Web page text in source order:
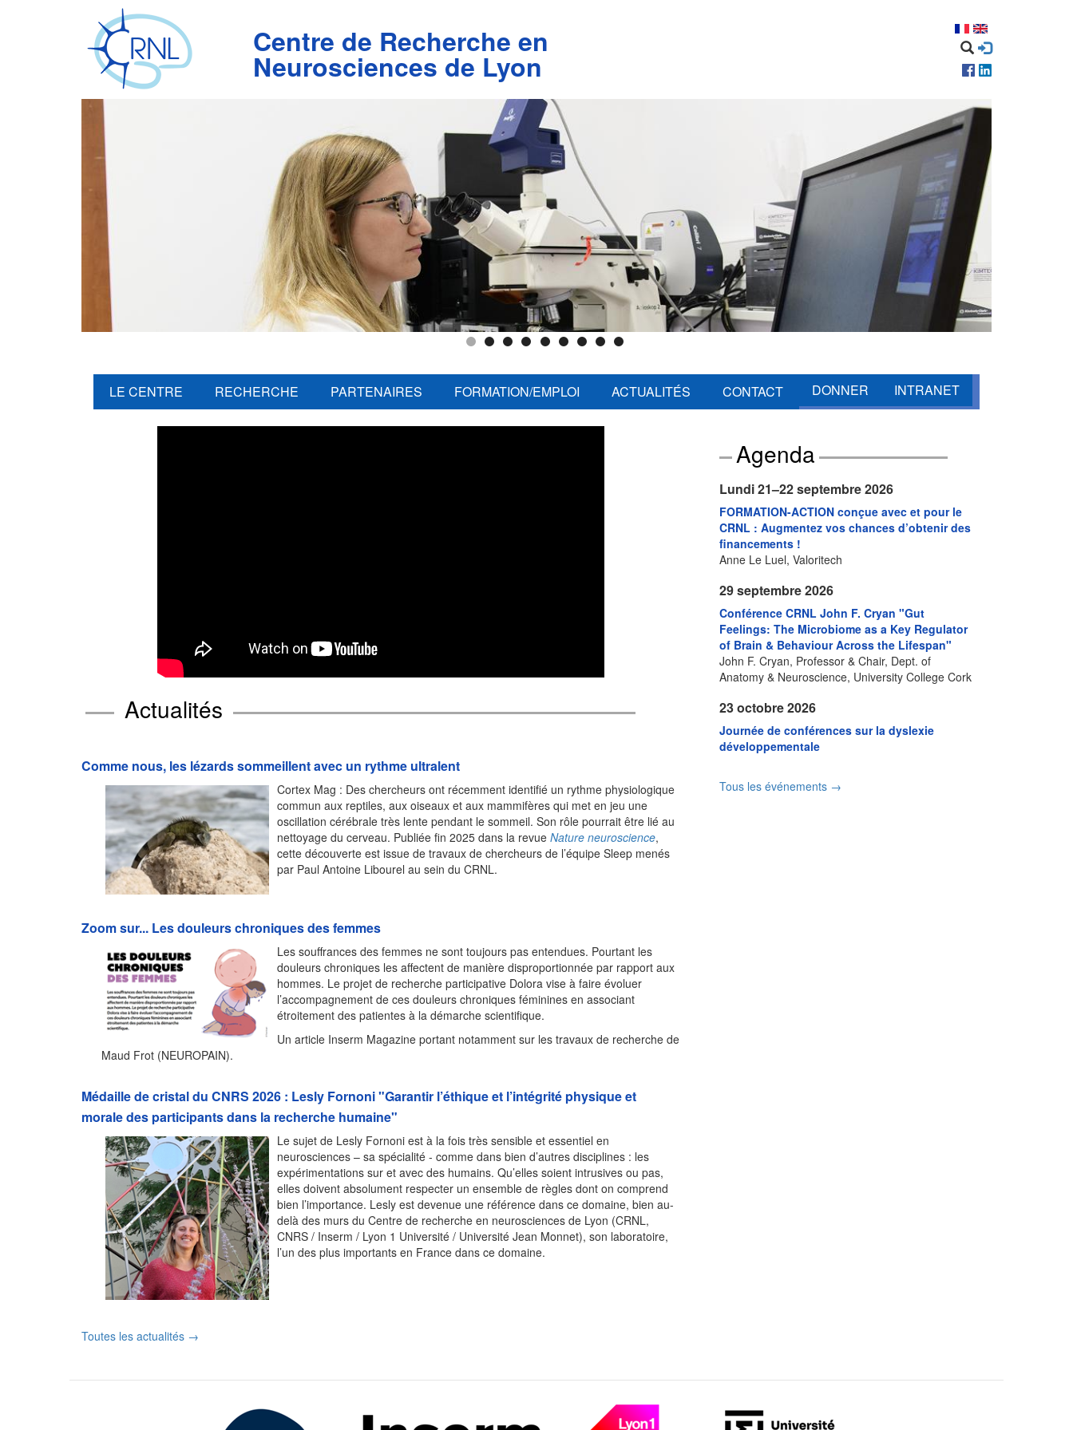
Centre de Recherche en
Neurosciences de Lyon
LE CENTRE RECHERCHE PARTENAIRES FORMATION/EMPLOI ACTUALITÉS CONTACT DONNER INTRANET
Actualités
Comme nous, les lézards sommeillent avec un rythme ultralent
Cortex Mag : Des chercheurs ont récemment identifié un rythme physiologique
commun aux reptiles, aux oiseaux et aux mammifères qui met en jeu une
oscillation cérébrale très lente pendant le sommeil. Son rôle pourrait être lié au
nettoyage du cerveau. Publiée fin 2025 dans la revue Nature neuroscience,
cette découverte est issue de travaux de chercheurs de l’équipe Sleep menés
par Paul Antoine Libourel au sein du CRNL.
Zoom sur... Les douleurs chroniques des femmes
Les souffrances des femmes ne sont toujours pas entendues. Pourtant les
douleurs chroniques les affectent de manière disproportionnée par rapport aux
hommes. Le projet de recherche participative Dolora vise à faire évoluer
l’accompagnement de ces douleurs chroniques féminines en associant
étroitement des patientes à la démarche scientifique.
Un article Inserm Magazine portant notamment sur les travaux de recherche de
Maud Frot (NEUROPAIN).
Médaille de cristal du CNRS 2026 : Lesly Fornoni "Garantir l’éthique et l’intégrité physique et
morale des participants dans la recherche humaine"
Le sujet de Lesly Fornoni est à la fois très sensible et essentiel en
neurosciences – sa spécialité - comme dans bien d’autres disciplines : les
expérimentations sur et avec des humains. Qu’elles soient intrusives ou pas,
elles doivent absolument respecter un ensemble de règles dont on comprend
bien l’importance. Lesly est devenue une référence dans ce domaine, bien au-
delà des murs du Centre de recherche en neurosciences de Lyon (CRNL,
CNRS / Inserm / Lyon 1 Université / Université Jean Monnet), son laboratoire,
l’un des plus importants en France dans ce domaine.
Toutes les actualités →
Agenda
Lundi 21–22 septembre 2026
FORMATION-ACTION conçue avec et pour le
CRNL : Augmentez vos chances d’obtenir des
financements !
Anne Le Luel, Valoritech
29 septembre 2026
Conférence CRNL John F. Cryan "Gut
Feelings: The Microbiome as a Key Regulator
of Brain & Behaviour Across the Lifespan"
John F. Cryan, Professor & Chair, Dept. of
Anatomy & Neuroscience, University College Cork
23 octobre 2026
Journée de conférences sur la dyslexie
développementale
Tous les événements →